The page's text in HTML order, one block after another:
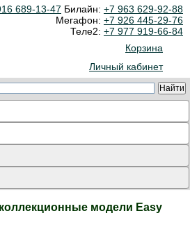
689-13-47 Билайн: +7 963 629-92-88
Мегафон: +7 926 445-29-76
Теле2: +7 977 919-66-84
Корзина
Личный кабинет
модели Easy